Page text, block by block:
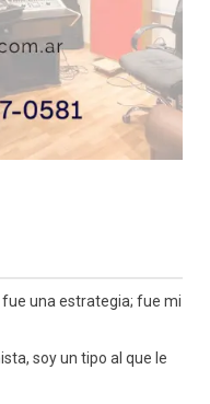
una estrategia; fue mi
soy un tipo al que le